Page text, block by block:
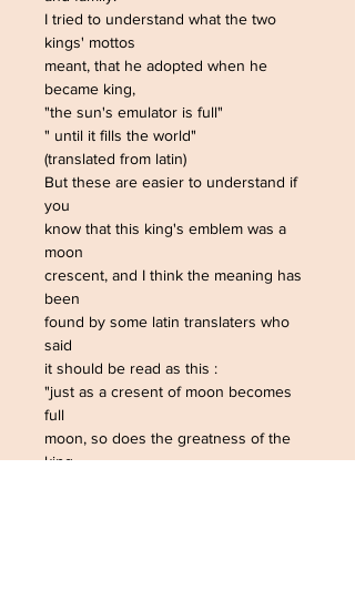
I tried to understand what the two
kings' mottos
meant, that he adopted when he
became king,
"the sun's emulator is full"
" until it fills the world"
(translated from latin)
But these are easier to understand if
you
know that this king's emblem was a
moon
crescent, and I think the meaning has
been
found by some latin translaters who
said
it should be read as this :
"just as a cresent of moon becomes
full
moon, so does the greatness of the
king